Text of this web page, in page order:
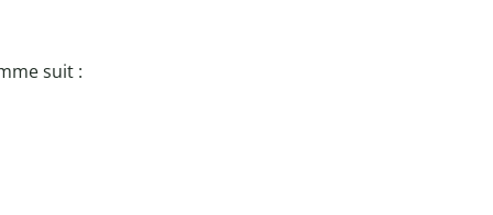
suit :